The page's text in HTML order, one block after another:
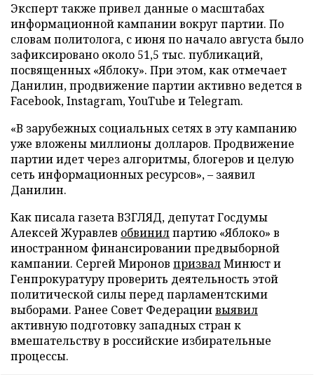
Эксперт также привел данные о масштабах
информационной кампании вокруг партии. По
словам политолога, с июня по начало августа было
зафиксировано около 51,5 тыс. публикаций,
посвященных «Яблоку». При этом, как отмечает
Данилин, продвижение партии активно ведется в
Facebook, Instagram, YouTube и Telegram.
«В зарубежных социальных сетях в эту кампанию
уже вложены миллионы долларов. Продвижение
партии идет через алгоритмы, блогеров и целую
сеть информационных ресурсов», – заявил
Данилин.
Как писала газета ВЗГЛЯД, депутат Госдумы
Алексей Журавлев обвинилпартию «Яблоко» в
иностранном финансировании предвыборной
кампании. Сергей Миронов призвалМинюст и
Генпрокуратуру проверить деятельность этой
политической силы перед парламентскими
выборами. Ранее Совет Федерациивыявил
активную подготовку западных стран к
вмешательству в российские избирательные
процессы.